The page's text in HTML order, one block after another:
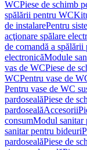
WCPiese de schimb
spălării pentru WC
de instalarePentru
acţionare spălare
de comandă a
electronicăModule
vas de WCPiese de
WCPentru vase de
Pentru vase de WC
pardosealăPiese de
pardosealăAccesorii
consumModul sanitar
sanitar pentru bideuri
pardosealăPiese de